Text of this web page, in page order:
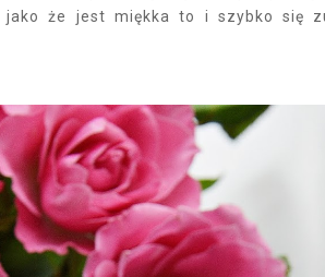
że jest miękka to i szybko się